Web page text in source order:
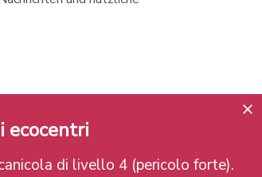
ecocentri
di livello 4 (pericolo forte).